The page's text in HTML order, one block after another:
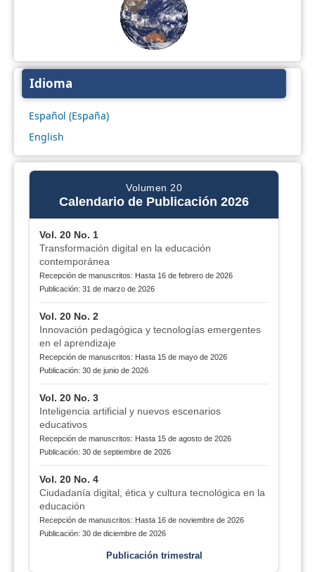
Idioma
Español (España)
English
Volumen 20
Calendario de Publicación 2026
Vol. 20 No. 1
Transformación digital en la educación
contemporánea
Recepción de manuscritos: Hasta 16 de febrero de 2026
Publicación: 31 de marzo de 2026
Vol. 20 No. 2
Innovación pedagógica y tecnologías emergentes
en el aprendizaje
Recepción de manuscritos: Hasta 15 de mayo de 2026
Publicación: 30 de junio de 2026
Vol. 20 No. 3
Inteligencia artificial y nuevos escenarios
educativos
Recepción de manuscritos: Hasta 15 de agosto de 2026
Publicación: 30 de septiembre de 2026
Vol. 20 No. 4
Ciudadanía digital, ética y cultura tecnológica en la
educación
Recepción de manuscritos: Hasta 16 de noviembre de 2026
Publicación: 30 de diciembre de 2026
Publicación trimestral